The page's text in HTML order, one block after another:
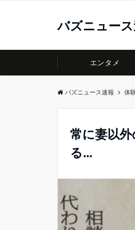
バズニュー
エンタメ
バズニュース速報 体
常に妻以
る…